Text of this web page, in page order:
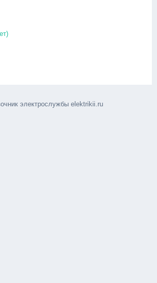
электрослужбы elektrikii.ru